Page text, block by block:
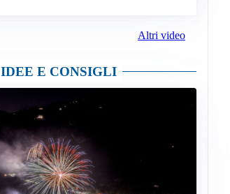
Altri video
IDEE E CONSIGLI